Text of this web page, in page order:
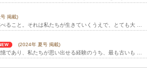
掲載)
ること。それは私たちが生きていくうえで、とても大 …
(2024年 夏号 掲載)
であり、私たちが思い出せる経験のうち、最も古いも …